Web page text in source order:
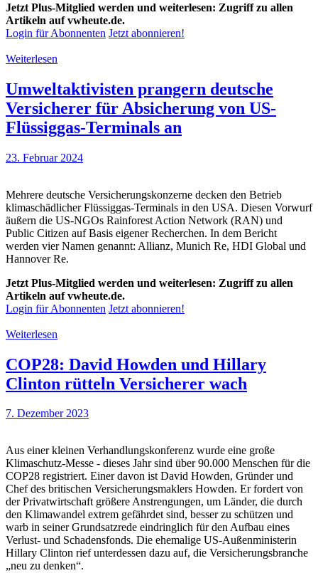
Jetzt Plus-Mitglied werden und weiterlesen: Zugriff zu allen
Artikeln auf vwheute.de.
Login für Abonnenten Jetzt abonnieren!
Weiterlesen
Umweltaktivisten prangern deutsche
Versicherer für Absicherung von US-
Flüssiggas-Terminals an
23. Februar 2024
Mehrere deutsche Versicherungskonzerne decken den Betrieb
klimaschädlicher Flüssiggas-Terminals in den USA. Diesen Vorwurf
äußern die US-NGOs Rainforest Action Network (RAN) und
Public Citizen auf Basis eigener Recherchen. In dem Bericht
werden vier Namen genannt: Allianz, Munich Re, HDI Global und
Hannover Re.
Jetzt Plus-Mitglied werden und weiterlesen: Zugriff zu allen
Artikeln auf vwheute.de.
Login für Abonnenten Jetzt abonnieren!
Weiterlesen
COP28: David Howden und Hillary
Clinton rütteln Versicherer wach
7. Dezember 2023
Aus einer kleinen Verhandlungskonferenz wurde eine große
Klimaschutz-Messe - dieses Jahr sind über 90.000 Menschen für die
COP28 registriert. Einer davon ist David Howden, Gründer und
Chef des britischen Versicherungsmaklers Howden. Er fordert von
der Privatwirtschaft größere Anstrengungen, um Länder, die durch
den Klimawandel extrem gefährdet sind, besser zu schützen und
warb in seiner Grundsatzrede eindringlich für den Aufbau eines
Verlust- und Schadensfonds. Die ehemalige US-Außenministerin
Hillary Clinton rief unterdessen dazu auf, die Versicherungsbranche
„neu zu denken“.